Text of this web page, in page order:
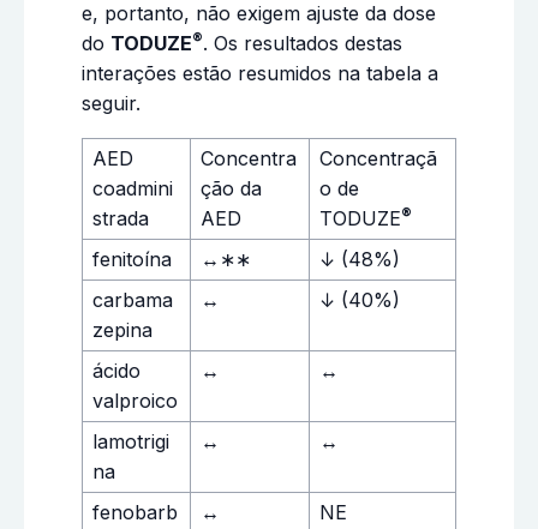
e, portanto, não exigem ajuste da dose
do TODUZE®. Os resultados destas
interações estão resumidos na tabela a
seguir.
AED
coadmini
strada
Concentra
ção da
AED
Concentraçã
o de
TODUZE®
fenitoína ↔∗∗
↓ (48%)
carbama
zepina
↔ ↓ (40%)
ácido
valproico
↔ ↔
lamotrigi
na
↔ ↔
fenobarb
↔ NE